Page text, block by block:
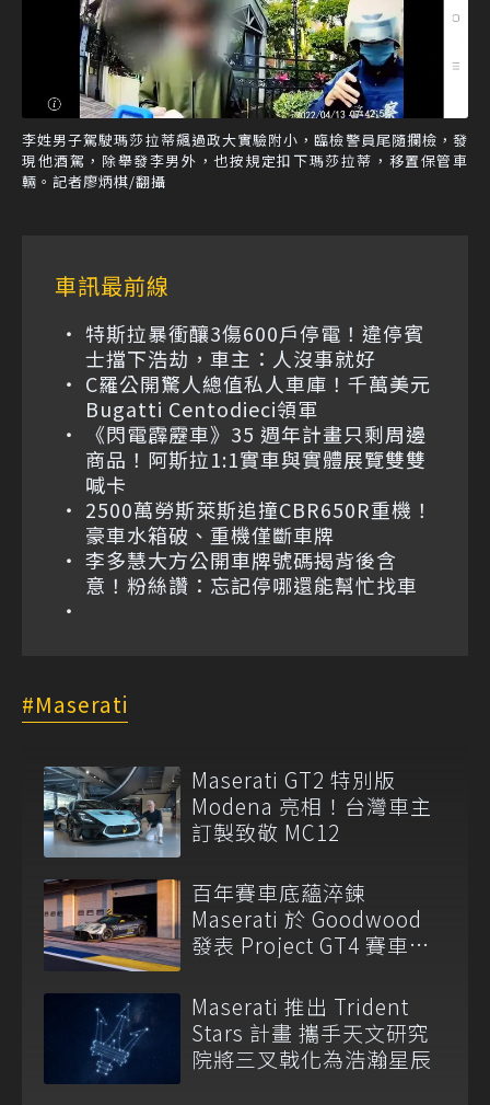
李姓男子駕駛瑪莎拉蒂飆過政大實驗附小，臨檢警員尾隨攔檢，發
現他酒駕，除舉發李男外，也按規定扣下瑪莎拉蒂，移置保管車
輛。記者廖炳棋/翻攝
車訊最前線
特斯拉暴衝釀3傷600戶停電！違停賓
士擋下浩劫，車主：人沒事就好
C羅公開驚人總值私人車庫！千萬美元
Bugatti Centodieci領軍
《閃電霹靂車》35 週年計畫只剩周邊
商品！阿斯拉1:1實車與實體展覽雙雙
喊卡
2500萬勞斯萊斯追撞CBR650R重機！
豪車水箱破、重機僅斷車牌
李多慧大方公開車牌號碼揭背後含
意！粉絲讚：忘記停哪還能幫忙找車
Maserati
Maserati GT2 特別版
Modena 亮相！台灣車主
訂製致敬 MC12
百年賽車底蘊淬鍊
Maserati 於 Goodwood
發表 Project GT4 賽車與
Maserati 推出 Trident
Stars 計畫 攜手天文研究
院將三叉戟化為浩瀚星辰